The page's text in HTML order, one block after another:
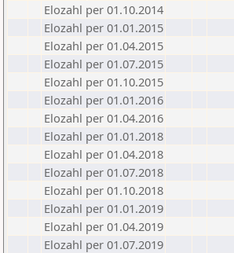
Elozahl per 01.10.2014
Elozahl per 01.01.2015
Elozahl per 01.04.2015
Elozahl per 01.07.2015
Elozahl per 01.10.2015
Elozahl per 01.01.2016
Elozahl per 01.04.2016
Elozahl per 01.01.2018
Elozahl per 01.04.2018
Elozahl per 01.07.2018
Elozahl per 01.10.2018
Elozahl per 01.01.2019
Elozahl per 01.04.2019
Elozahl per 01.07.2019